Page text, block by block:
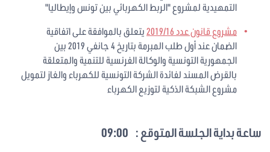
التمهيدية لمشروع "الربط الكهربائي بين تونس وإيطاليا"
مشروع قانون عدد 2019/16
يتعلق بالموافقة على اتفاقية
الضمان عند أول طلب المبرمة بتاريخ 4 جانفي 2019 بين
الجمهورية التونسية والوكالة الفرنسية للتنمية والمتعلقة
بالقرض المسند لفائدة الشركة التونسية للكهرباء والغاز لتمويل
مشروع الشبكة الذكية لتوزيع الكهرباء
ساعة بداية الجلسة المتوقع : 09:00